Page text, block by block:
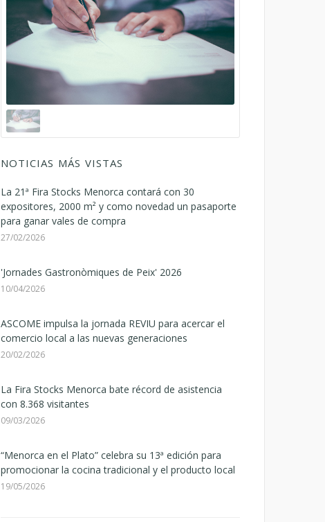
NOTICIAS MÁS VISTAS
La 21ª Fira Stocks Menorca contará con 30
expositores, 2000 m² y como novedad un pasaporte
para ganar vales de compra
27/02/2026
'Jornades Gastronòmiques de Peix' 2026
10/04/2026
ASCOME impulsa la jornada REVIU para acercar el
comercio local a las nuevas generaciones
20/02/2026
La Fira Stocks Menorca bate récord de asistencia
con 8.368 visitantes
09/03/2026
“Menorca en el Plato” celebra su 13ª edición para
promocionar la cocina tradicional y el producto local
19/05/2026